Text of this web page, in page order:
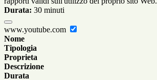
Durata: 30 minuti
www.youtube.com
Nome
Tipologia
Proprieta
Descrizione
Durata